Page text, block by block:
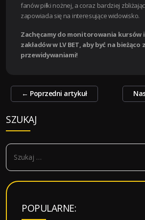
fanów piłki nożnej, a coraz bardziej
zapowiada się na interesujące widowisko.
Zachęcamy do monitorowania kursów
zakładów w LV BET, aby być na
przewidywaniami!
Zobacz
← Poprzedni artykuł
SZUKAJ
S
k
POPULARNE: